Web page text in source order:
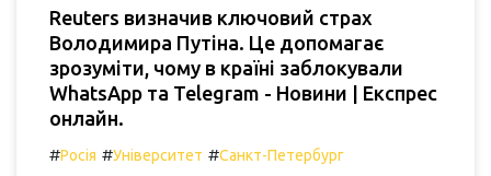
Reuters визначив ключовий страх
Володимира Путіна. Це допомагає
зрозуміти, чому в країні заблокували
WhatsApp та Telegram - Новини | Експрес
онлайн.
#Росія #Університет #Санкт-Петербург